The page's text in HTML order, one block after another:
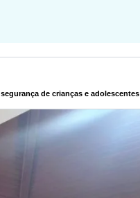
de crianças e adolescentes